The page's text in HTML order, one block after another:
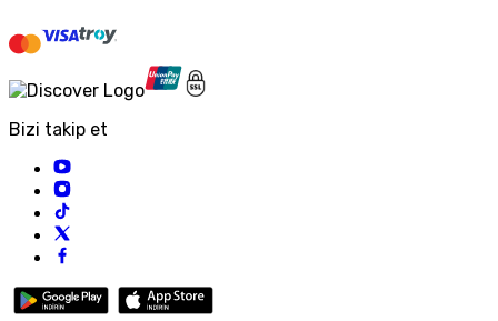
Bizi takip et